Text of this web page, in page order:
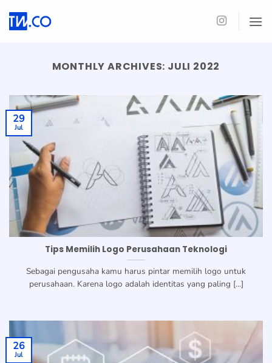
MONTHLY ARCHIVES: JULI 2022
Tips Memilih Logo Perusahaan Teknologi
Sebagai pengusaha kamu harus pintar memilih logo untuk
perusahaan. Karena logo adalah identitas yang paling [...]
29
Jul
26
Jul